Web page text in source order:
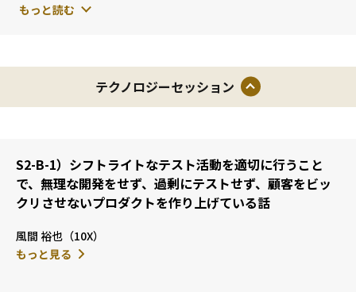
の改善、テストツールの導入支援、テストの教育、大規模案件のテ
NPO法人ASTER理事、JSTQB技術委員、ISO/IEC JTC1/SC7 WG26 エ
キスパート（ISO29119 テストプロセス標準の策定）としても活躍
中。
もっと読む
テクノロジーセッション
S2-B-1）シフトライトなテスト活動を適切に行うこと
で、無理な開発をせず、過剰にテストせず、顧客をビッ
クリさせないプロダクトを作り上げている話
風間 裕也（10X）
もっと見る